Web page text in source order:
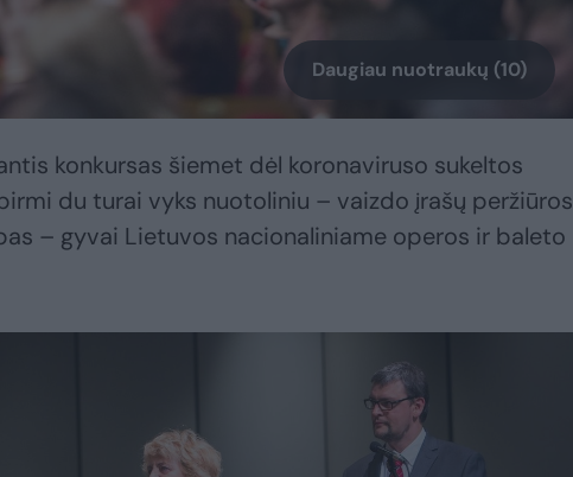
Daugiau nuotraukų (10)
konkursas šiemet dėl koronaviruso sukeltos
du turai vyks nuotoliniu – vaizdo įrašų peržiūros
– gyvai Lietuvos nacionaliniame operos ir baleto